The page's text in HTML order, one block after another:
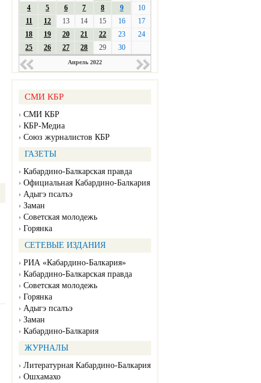
4
5 6 7 8 9
10
11
12 13 14 15 16
17
18
19 20 21 22 23
24
25
26 27 28 29 30
Апрель 2022
СМИ КБР
СМИ КБР
КБР-Медиа
Союз журналистов КБР
ГАЗЕТЫ
Кабардино-Балкарская правда
Официальная Кабардино-Балкария
Адыгэ псалъэ
Заман
Советская молодежь
Горянка
СЕТЕВЫЕ ИЗДАНИЯ
РИА «Кабардино-Балкария»
Кабардино-Балкарская правда
Советская молодежь
Горянка
Адыгэ псалъэ
Заман
Кабардино-Балкария
ЖУРНАЛЫ
Литературная Кабардино-Балкария
Ошхамахо